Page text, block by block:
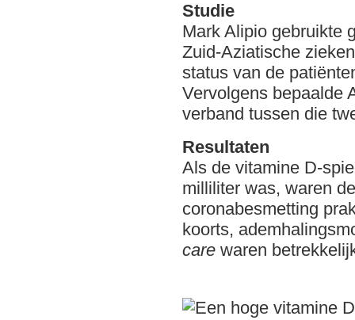
Studie
Mark Alipio gebruikte
Zuid-Aziatische
status van de
Vervolgens bepaalde
verband tussen die
Resultaten
Als de vitamine D-
milliliter was, waren
coronabesmetting
koorts,
care waren